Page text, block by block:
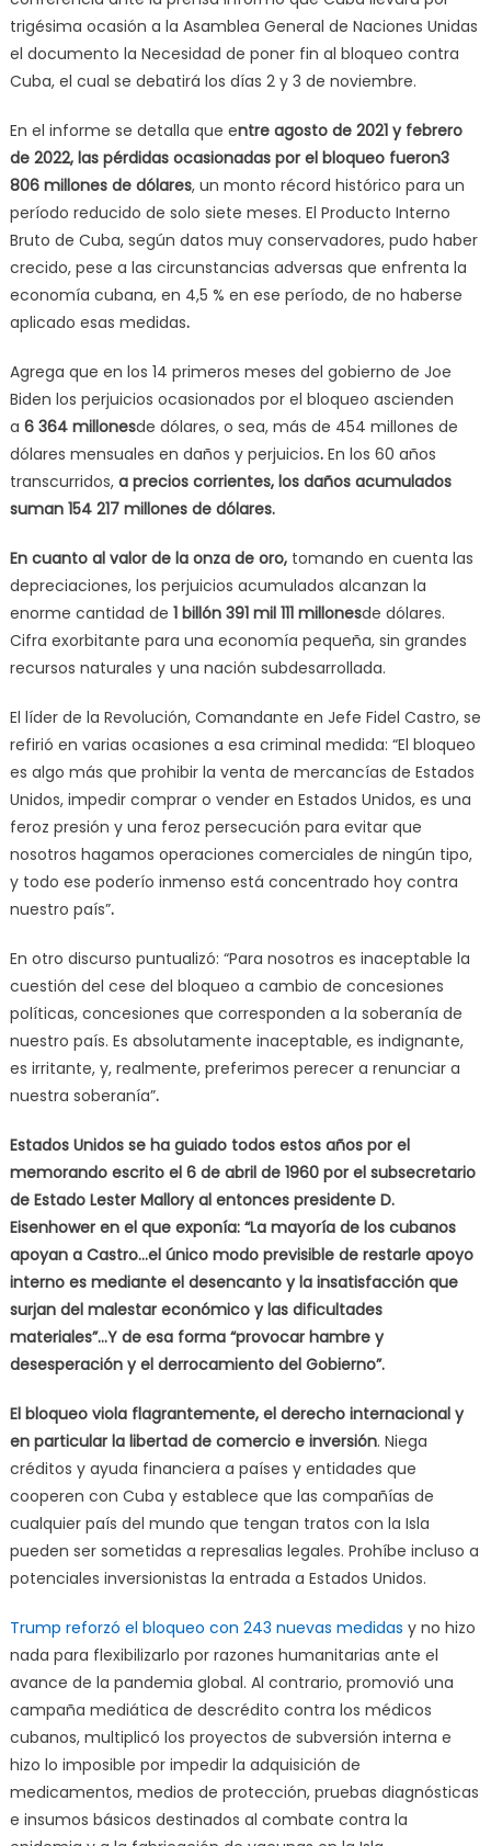
trigésima ocasión a la Asamblea General de Naciones Unidas
el documento la Necesidad de poner fin al bloqueo contra
Cuba, el cual se debatirá los días 2 y 3 de noviembre.
En el informe se detalla que entre agosto de 2021 y febrero
de 2022, las pérdidas ocasionadas por el bloqueo fueron3
806 millones de dólares, un monto récord histórico para un
período reducido de solo siete meses. El Producto Interno
Bruto de Cuba, según datos muy conservadores, pudo haber
crecido, pese a las circunstancias adversas que enfrenta la
economía cubana, en 4,5 % en ese período, de no haberse
aplicado esas medidas.
Agrega que en los 14 primeros meses del gobierno de Joe
Biden los perjuicios ocasionados por el bloqueo ascienden
a 6 364 millonesde dólares, o sea, más de 454 millones de
dólares mensuales en daños y perjuicios. En los 60 años
transcurridos,a precios corrientes, los daños acumulados
suman 154 217 millones de dólares.
En cuanto al valor de la onza de oro, tomando en cuenta las
depreciaciones, los perjuicios acumulados alcanzan la
enorme cantidad de 1 billón 391 mil 111 millonesde dólares.
Cifra exorbitante para una economía pequeña, sin grandes
recursos naturales y una nación subdesarrollada.
El líder de la Revolución, Comandante en Jefe Fidel Castro, se
refirió en varias ocasiones a esa criminal medida: “El bloqueo
es algo más que prohibir la venta de mercancías de Estados
Unidos, impedir comprar o vender en Estados Unidos, es una
feroz presión y una feroz persecución para evitar que
nosotros hagamos operaciones comerciales de ningún tipo,
y todo ese poderío inmenso está concentrado hoy contra
nuestro país”.
En otro discurso puntualizó: “Para nosotros es inaceptable la
cuestión del cese del bloqueo a cambio de concesiones
políticas, concesiones que corresponden a la soberanía de
nuestro país. Es absolutamente inaceptable, es indignante,
es irritante, y, realmente, preferimos perecer a renunciar a
nuestra soberanía”.
Estados Unidos se ha guiado todos estos años por el
memorando escrito el 6 de abril de 1960 por el subsecretario
de Estado Lester Mallory al entonces presidente D.
Eisenhower en el que exponía: “La mayoría de los cubanos
apoyan a Castro…el único modo previsible de restarle apoyo
interno es mediante el desencanto y la insatisfacción que
surjan del malestar económico y las dificultades
materiales”…Y de esa forma “provocar hambre y
desesperación y el derrocamiento del Gobierno”.
El bloqueo viola flagrantemente, el derecho internacional y
en particular la libertad de comercio e inversión. Niega
créditos y ayuda financiera a países y entidades que
cooperen con Cuba y establece que las compañías de
cualquier país del mundo que tengan tratos con la Isla
pueden ser sometidas a represalias legales. Prohíbe incluso a
potenciales inversionistas la entrada a Estados Unidos.
Trump reforzó el bloqueo con 243 nuevas medidas y no hizo
nada para flexibilizarlo por razones humanitarias ante el
avance de la pandemia global. Al contrario, promovió una
campaña mediática de descrédito contra los médicos
cubanos, multiplicó los proyectos de subversión interna e
hizo lo imposible por impedir la adquisición de
medicamentos, medios de protección, pruebas diagnósticas
e insumos básicos destinados al combate contra la